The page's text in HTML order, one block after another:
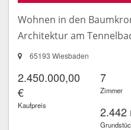
Wohnen in den
Architektur am
65193 Wiesbaden
2.450.000,00
€
Kaufpreis
7
Zimmer
2.442